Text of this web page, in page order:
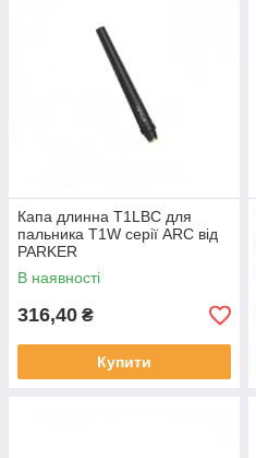
Капа длинна T1LBC для
пальника T1W серії ARC від
PARKER
В наявності
316,40 ₴
Купити